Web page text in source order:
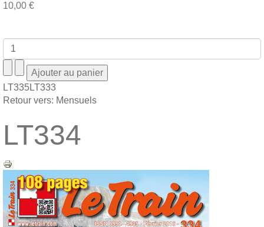
10,00 €
LT335LT333
Retour vers: Mensuels
LT334